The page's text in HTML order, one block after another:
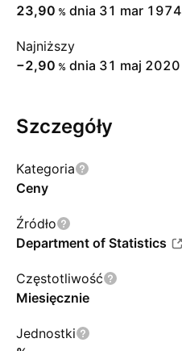
23,90 % dnia 31 mar 1974
Najniższy
−2,90 % dnia 31 maj 2020
Szczegóły
Kategoria
Ceny
Źródło
Department of Statistics
Częstotliwość
Miesięcznie
Jednostki